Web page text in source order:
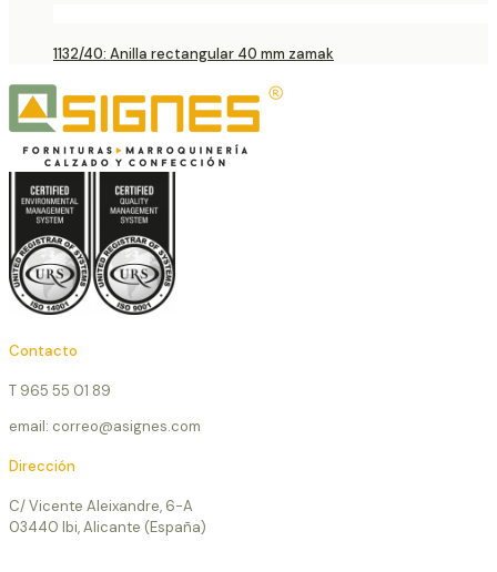
1132/40: Anilla rectangular 40 mm zamak
Contacto
T 965 55 01 89
email: correo@asignes.com
Dirección
C/ Vicente Aleixandre, 6-A
03440 Ibi, Alicante (España)